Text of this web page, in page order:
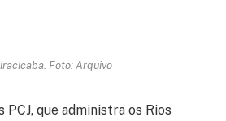
Foto: Arquivo
PCJ, que administra os Rios